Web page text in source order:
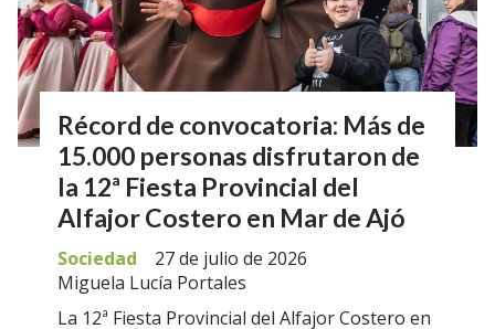
Récord de convocatoria: Más de
15.000 personas disfrutaron de
la 12ª Fiesta Provincial del
Alfajor Costero en Mar de Ajó
Miguela Lucía Portales
Sociedad 27 de julio de 2026
La 12ª Fiesta Provincial del Alfajor Costero en